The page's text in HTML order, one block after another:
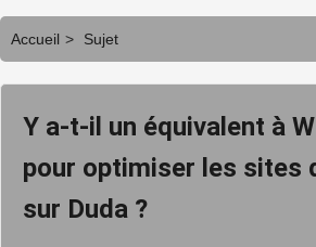
Accueil > Sujet
Y a-t-il un équivalent à
pour optimiser les sites
sur Duda ?